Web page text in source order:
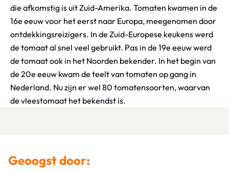
die afkomstig is uit Zuid-Amerika. Tomaten kwamen in de
16e eeuw voor het eerst naar Europa, meegenomen door
ontdekkingsreizigers. In de Zuid-Europese keukens werd
de tomaat al snel veel gebruikt. Pas in de 19e eeuw werd
de tomaat ook in het Noorden bekender. In het begin van
de 20e eeuw kwam de teelt van tomaten op gang in
Nederland. Nu zijn er wel 80 tomatensoorten, waarvan
de vleestomaat het bekendst is.
Geoogst door: